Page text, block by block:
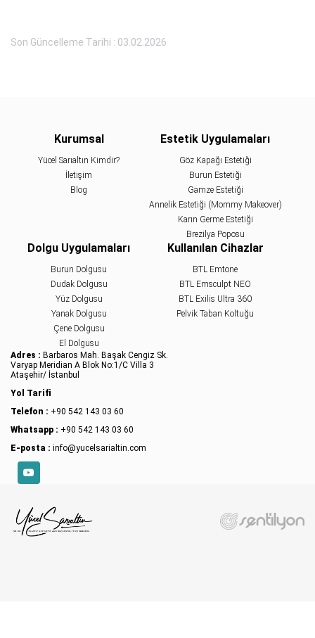
Son Güncelleme Tarihi : 03.02.2026
Kurumsal
Yücel Sarıaltın Kimdir?
İletişim
Blog
Estetik Uygulamaları
Göz Kapağı Estetiği
Burun Estetiği
Gamze Estetiği
Annelik Estetiği (Mommy Makeover)
Karın Germe Estetiği
Brezilya Poposu
Dolgu Uygulamaları
Burun Dolgusu
Dudak Dolgusu
Yüz Dolgusu
Yanak Dolgusu
Çene Dolgusu
El Dolgusu
Kullanılan Cihazlar
BTL Emtone
BTL Emsculpt NEO
BTL Exilis Ultra 360
Pelvik Taban Koltuğu
Adres : Barbaros Mah. Başak Cengiz Sk.
Varyap Meridian A Blok No:1/C Villa 3
Ataşehir/ İstanbul
Yol Tarifi
Telefon : +90 542 143 03 60
Whatsapp : +90 542 143 03 60
E-posta : info@yucelsarialtin.com
YouTube